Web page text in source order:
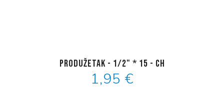
Produžetak - 1/2" * 15 - CH
1,95 €